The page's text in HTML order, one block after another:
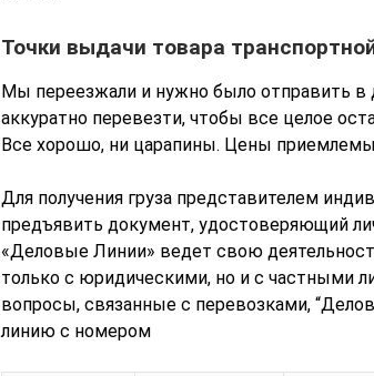
Точки выдачи товара
Мы переезжали и нужно было отправить в
аккуратно перевезти, чтобы все целое
Все хорошо, ни царапины. Цены
Для получения груза представителем
предъявить документ, удостоверяющий
«Деловые Линии» ведет свою
только с юридическими, но и с частными
вопросы, связанные с перевозками,
линию с номером